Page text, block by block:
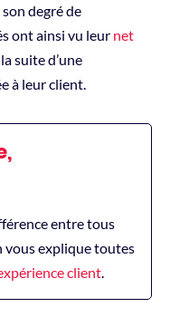
degré de
ont ainsi vu leur net
suite d’une
à leur client.
entre tous
vous explique toutes
client